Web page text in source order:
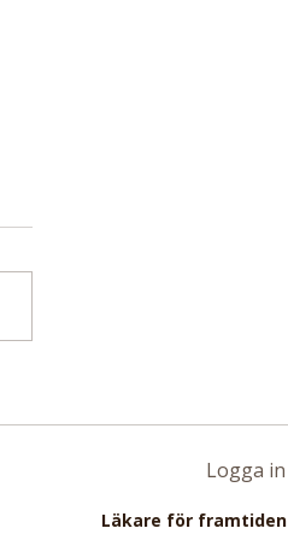
Logga in
Läkare för framtiden